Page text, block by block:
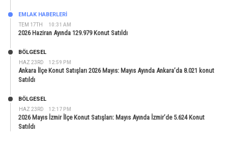
TEM 17TH 10:31 AM
EMLAK HABERLERI
2026 Haziran Ayında 129.979 Konut Satıldı
HAZ 23RD 12:59 PM
BÖLGESEL
Ankara İlçe Konut Satışları 2026 Mayıs: Mayıs Ayında Ankara’da 8.021 konut
Satıldı
HAZ 23RD 12:17 PM
BÖLGESEL
2026 Mayıs İzmir İlçe Konut Satışları: Mayıs Ayında İzmir’de 5.624 Konut
Satıldı